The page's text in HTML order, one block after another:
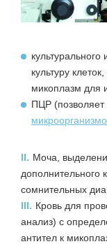
культуру
микоплазм для
ПЦР
II. Моча,
дополнительного
сомнительных
III. Кровь для
анализ) с
антител к